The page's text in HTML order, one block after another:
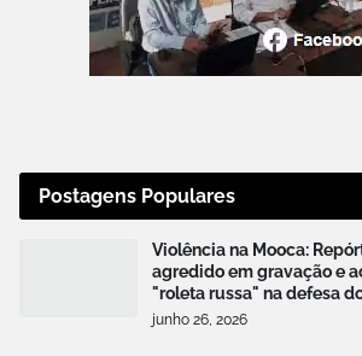
Postagens Populares
Violência na Mooca:
agredido em gravação e
"roleta russa" na defesa
junho 26, 2026